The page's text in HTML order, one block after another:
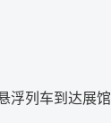
浮列车到达展